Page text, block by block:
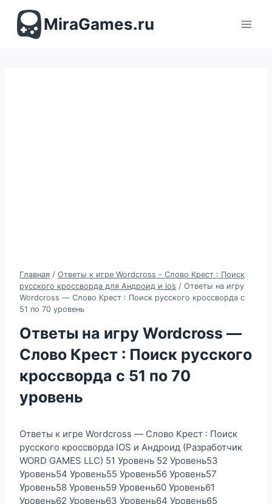
содержимомуMiraGames.ru
Главная / Ответы к игре Wordcross - Слово Крест : Поиск
русского кроссворда для Андроид и ios / Ответы на игру
Wordcross — Слово Крест : Поиск русского кроссворда с
51 по 70 уровень
Ответы на игру Wordcross —
Слово Крест : Поиск русского
кроссворда с 51 по 70
уровень
Ответы к игре Wordcross — Слово Крест : Поиск
русского кроссворда IOS и Андроид (Разработчик
WORD GAMES LLC) 51 Уровень 52 Уровень53
Уровень54 Уровень55 Уровень56 Уровень57
Уровень58 Уровень59 Уровень60 Уровень61
Уровень62 Уровень63 Уровень64 Уровень65